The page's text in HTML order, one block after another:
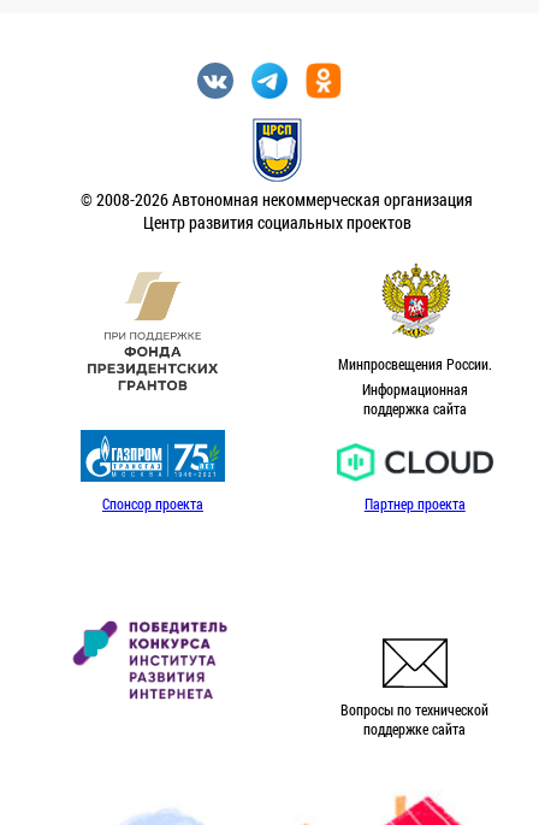
© 2008-2026 Автономная некоммерческая организация
Центр развития социальных проектов
Минпросвещения России.
Информационная
поддержка сайта
Спонсор проекта Партнер проекта
Вопросы по технической
поддержке сайта